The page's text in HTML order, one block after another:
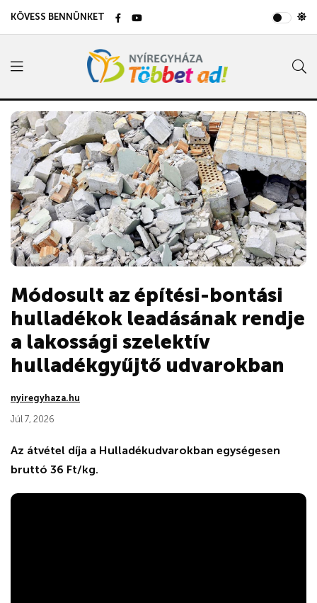
KÖVESS BENNÜNKET
Módosult az építési-bontási
hulladékok leadásának rendje
a lakossági szelektív
hulladékgyűjtő udvarokban
nyiregyhaza.hu
Júl 7, 2026
Az átvétel díja a Hulladékudvarokban egységesen
bruttó 36 Ft/kg.